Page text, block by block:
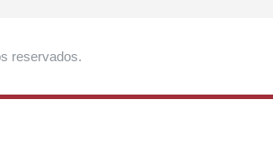
reservados.